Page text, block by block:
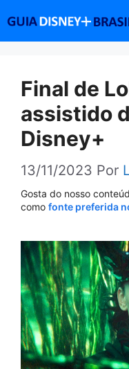
conteúdo
Final de
assistido
Disney+
13/11/2023 Por
Gosta do nosso
como fonte preferida